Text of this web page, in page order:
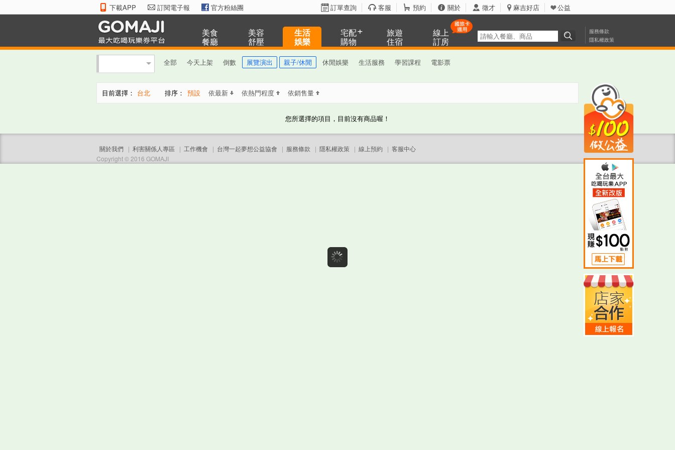
下載APP 訂閱電子報 官方粉絲團 訂單查詢 客服 預約 關於 徵才 麻吉好店 公益
美食
餐廳
美容
舒壓
生活
娛樂
宅配
購物
旅遊
住宿
線上
訂房
服務條款
隱私權政策
全部 今天上架 倒數 展覽演出 親子/休閒 休閒娛樂 生活服務 學習課程 電影票
目前選擇： 台北 排序： 預設 依最新 依熱門程度 依銷售量
您所選擇的項目，目前沒有商品喔！
關於我們 | 利害關係人專區 | 工作機會 | 台灣一起夢想公益協會 | 服務條款 | 隱私權政策 | 線上預約 | 客服中心
Copyright © 2016 GOMAJI